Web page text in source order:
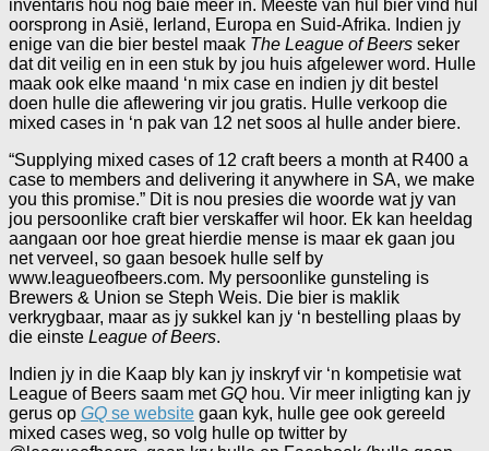
inventaris hou nog baie meer in. Meeste van hul bier vind hul
oorsprong in Asië, Ierland, Europa en Suid-Afrika. Indien jy
enige van die bier bestel maak The League of Beers seker
dat dit veilig en in een stuk by jou huis afgelewer word. Hulle
maak ook elke maand ‘n mix case en indien jy dit bestel
doen hulle die aflewering vir jou gratis. Hulle verkoop die
mixed cases in ‘n pak van 12 net soos al hulle ander biere.
“Supplying mixed cases of 12 craft beers a month at R400 a
case to members and delivering it anywhere in SA, we make
you this promise.” Dit is nou presies die woorde wat jy van
jou persoonlike craft bier verskaffer wil hoor. Ek kan heeldag
aangaan oor hoe great hierdie mense is maar ek gaan jou
net verveel, so gaan besoek hulle self by
www.leagueofbeers.com. My persoonlike gunsteling is
Brewers & Union se Steph Weis. Die bier is maklik
verkrygbaar, maar as jy sukkel kan jy ‘n bestelling plaas by
die einste League of Beers.
Indien jy in die Kaap bly kan jy inskryf vir ‘n kompetisie wat
League of Beers saam metGQ hou. Vir meer inligting kan jy
gerus op GQ se website gaan kyk, hulle gee ook gereeld
mixed cases weg, so volg hulle op twitter by